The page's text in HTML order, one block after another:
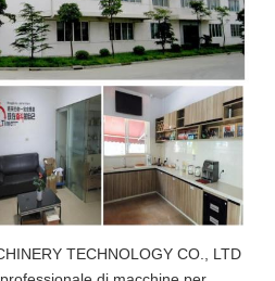
TECHNOLOGY CO., LTD